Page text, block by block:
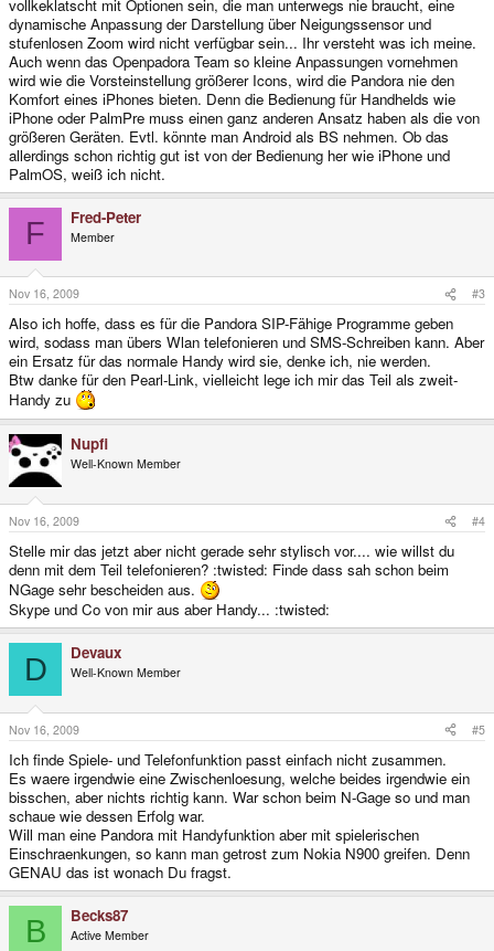
vollkeklatscht mit Optionen sein, die man unterwegs nie braucht, eine
dynamische Anpassung der Darstellung über Neigungssensor und
stufenlosen Zoom wird nicht verfügbar sein... Ihr versteht was ich meine.
Auch wenn das Openpadora Team so kleine Anpassungen vornehmen
wird wie die Vorsteinstellung größerer Icons, wird die Pandora nie den
Komfort eines iPhones bieten. Denn die Bedienung für Handhelds wie
iPhone oder PalmPre muss einen ganz anderen Ansatz haben als die von
größeren Geräten. Evtl. könnte man Android als BS nehmen. Ob das
allerdings schon richtig gut ist von der Bedienung her wie iPhone und
PalmOS, weiß ich nicht.
F Fred-Peter
Member
Nov 16, 2009 #3
Also ich hoffe, dass es für die Pandora SIP-Fähige Programme geben
wird, sodass man übers Wlan telefonieren und SMS-Schreiben kann. Aber
ein Ersatz für das normale Handy wird sie, denke ich, nie werden.
Btw danke für den Pearl-Link, vielleicht lege ich mir das Teil als zweit-
Handy zu
Nupfi
Well-Known Member
Nov 16, 2009 #4
Stelle mir das jetzt aber nicht gerade sehr stylisch vor.... wie willst du
denn mit dem Teil telefonieren? :twisted: Finde dass sah schon beim
NGage sehr bescheiden aus.
Skype und Co von mir aus aber Handy... :twisted:
D Devaux
Well-Known Member
Nov 16, 2009 #5
Ich finde Spiele- und Telefonfunktion passt einfach nicht zusammen.
Es waere irgendwie eine Zwischenloesung, welche beides irgendwie ein
bisschen, aber nichts richtig kann. War schon beim N-Gage so und man
schaue wie dessen Erfolg war.
Will man eine Pandora mit Handyfunktion aber mit spielerischen
Einschraenkungen, so kann man getrost zum Nokia N900 greifen. Denn
GENAU das ist wonach Du fragst.
B Becks87
Active Member